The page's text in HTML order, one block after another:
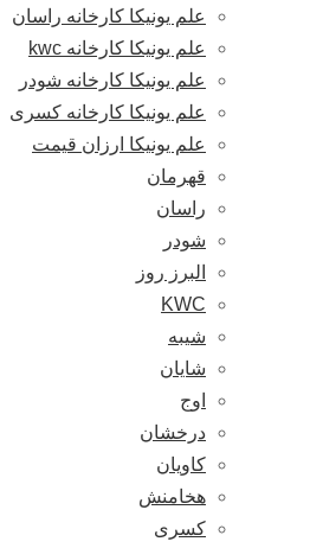
علم یونیکا کارخانه راسان
علم یونیکا کارخانه kwc
علم یونیکا کارخانه شودر
علم یونیکا کارخانه کسری
علم یونیکا ارزان قیمت
قهرمان
راسان
شودر
البرز روز
KWC
شیبه
شایان
اوج
درخشان
کاویان
هخامنش
کسری